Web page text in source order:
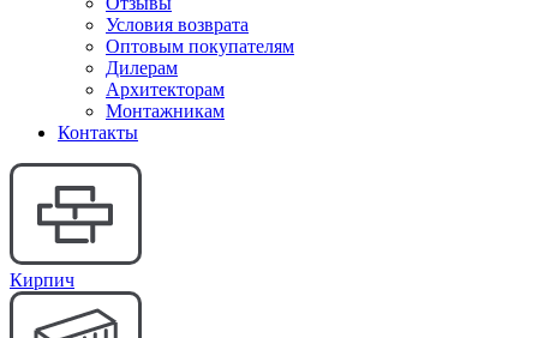
Условия возврата
Оптовым покупателям
Дилерам
Архитекторам
Монтажникам
Контакты
Кирпич